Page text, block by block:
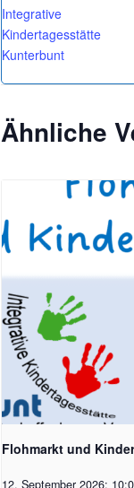
Integrative
Kindertagesstätte
Kunterbunt
Ähnliche
Flohmarkt und
12. September 2026;